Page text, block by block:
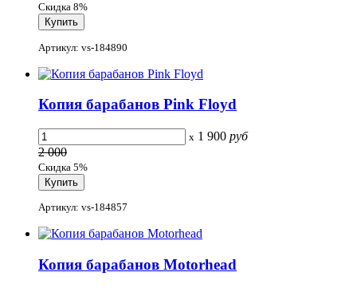
Скидка 8%
Артикул: vs-184890
Копия барабанов Pink Floyd
x 1 900 руб
2 000
Скидка 5%
Артикул: vs-184857
Копия барабанов Motorhead